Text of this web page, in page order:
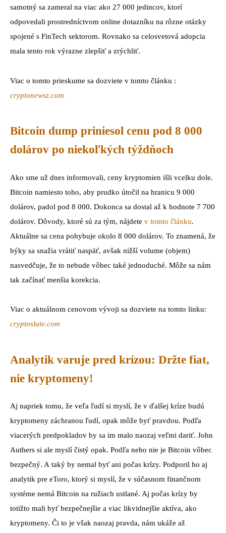
samotný sa zameral na viac ako 27 000 jedincov, ktorí
odpovedali prostredníctvom online dotazníku na rôzne otázky
spojené s FinTech sektorom. Rovnako sa celosvetová adopcia
mala tento rok výrazne zlepšiť a zrýchliť.
Viac o tomto prieskume sa dozviete v tomto článku :
cryptonewsz.com
Bitcoin dump priniesol cenu pod 8 000
dolárov po niekoľkých týždňoch
Ako sme už dnes informovali, ceny kryptomien išli vcelku dole.
Bitcoin namiesto toho, aby prudko útočil na hranicu 9 000
dolárov, padol pod 8 000. Dokonca sa dostal až k hodnote 7 700
dolárov. Dôvody, ktoré sú za tým, nájdete v tomto článku.
Aktuálne sa cena pohybuje okolo 8 000 dolárov. To znamená, že
býky sa snažia vrátiť naspäť, avšak nižší volume (objem)
nasvedčuje, že to nebude vôbec také jednoduché. Môže sa nám
tak začínať menšia korekcia.
Viac o aktuálnom cenovom vývoji sa dozviete na tomto linku:
cryptoslate.com
Analytik varuje pred krízou: Držte fiat,
nie kryptomeny!
Aj napriek tomu, že veľa ľudí si myslí, že v ďalšej kríze budú
kryptomeny záchranou ľudí, opak môže byť pravdou. Podľa
viacerých predpokladov by sa im malo naozaj veľmi dariť. John
Authers si ale myslí čistý opak. Podľa neho nie je Bitcoin vôbec
bezpečný. A taký by nemal byť ani počas krízy. Podporil ho aj
analytik pre eToro, ktorý si myslí, že v súčasnom finančnom
systéme nemá Bitcoin na ružiach ustlané. Aj počas krízy by
totižto mali byť bezpečnejšie a viac likvidnejšie aktíva, ako
kryptomeny. Či to je však naozaj pravda, nám ukáže až